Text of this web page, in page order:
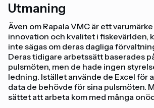
Utmaning
Även om Rapala VMC är ett
innovation och kvalitet i fiskevärlden,
inte sägas om deras dagliga
Deras tidigare arbetssätt baserades
pulsmöten, men de hade ingen
ledning. Istället använde de Excel för
data de behövde för sina pulsmöten.
sättet att arbeta kom med många